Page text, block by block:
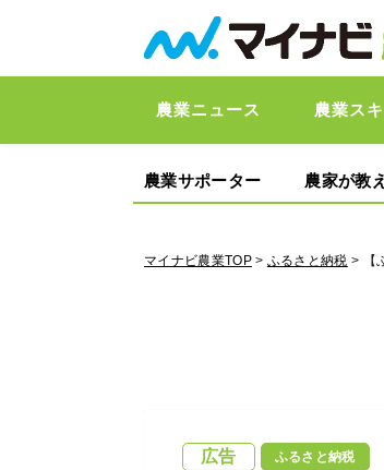
農業ニュース 農業ス
農業サポーター 農家が教
マイナビ農業TOP> ふるさと納税 > 【
広告 ふるさと納税